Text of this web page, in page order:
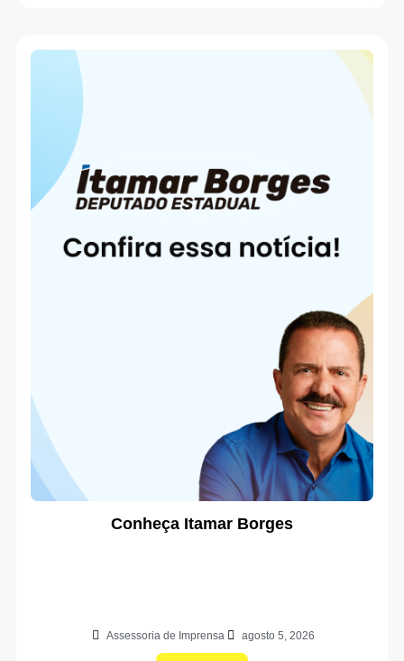
Conheça Itamar Borges
Assessoria de Imprensa agosto 5, 2026